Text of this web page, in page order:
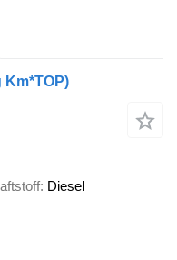
Km*TOP)
Diesel